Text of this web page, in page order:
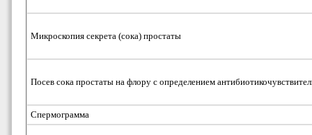
Микроскопия секрета (сока) простаты
Посев сока простаты на флору с определением
Спермограмма